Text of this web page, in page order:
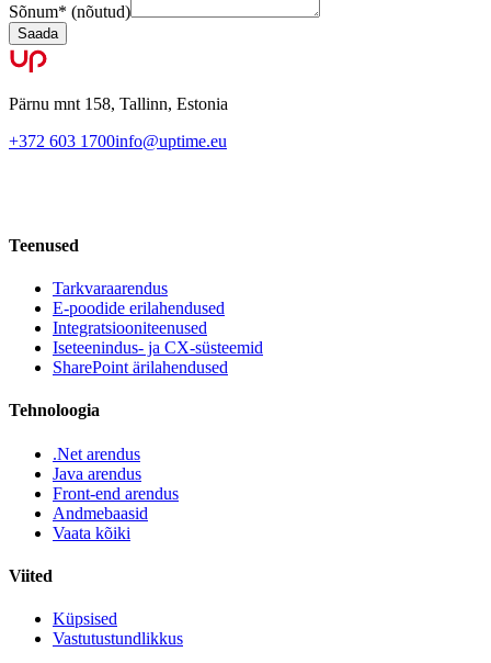
Sõnum* (nõutud)
Saada
Pärnu mnt 158, Tallinn, Estonia
+372 603 1700info@uptime.eu
Teenused
Tarkvaraarendus
E-poodide erilahendused
Integratsiooniteenused
Iseteenindus- ja CX-süsteemid
SharePoint ärilahendused
Tehnoloogia
.Net arendus
Java arendus
Front-end arendus
Andmebaasid
Vaata kõiki
Viited
Küpsised
Vastutustundlikkus